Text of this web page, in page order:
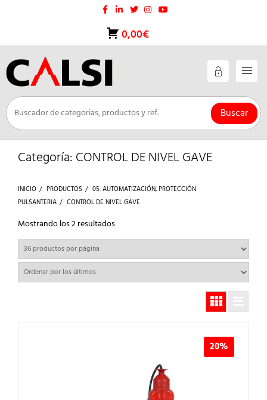
0,00€
Buscar
Categoría: CONTROL DE NIVEL GAVE
INICIO PRODUCTOS
05. AUTOMATIZACIÓN, PROTECCIÓN
PULSANTERIA
CONTROL DE NIVEL GAVE
Mostrando los 2 resultadosOrdenado
por
últimos
20%